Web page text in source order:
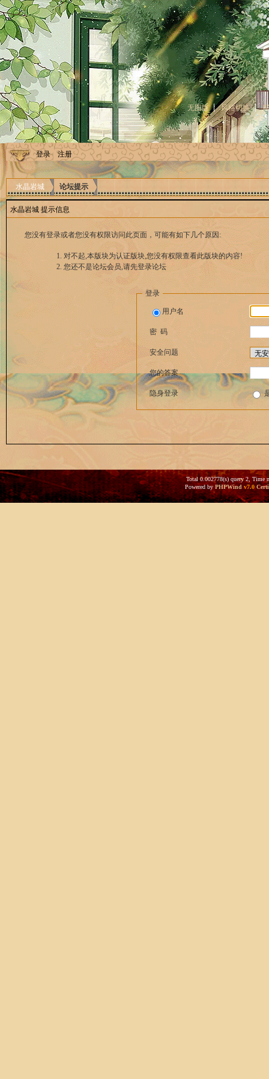
无图版 风格切换
登录 注册
水晶岩城 论坛提示
水晶岩城 提示信息
您没有登录或者您没有权限访问此页面，可能有如下几个原因:
对不起,本版块为认证版块,您没有权限查看此版块的内容!
您还不是论坛会员,请先登录论坛
登录
用户名
密 码
安全问题
您的答案
隐身登录
Total 0.002778(s) query 2, Time
Powered byPHPWind v7.0